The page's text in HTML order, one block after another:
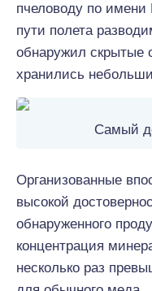
пчеловоду по
пути полета
обнаружил скрытые
хранились
Самый
Организованные
высокой
обнаруженного
концентрация
несколько раз